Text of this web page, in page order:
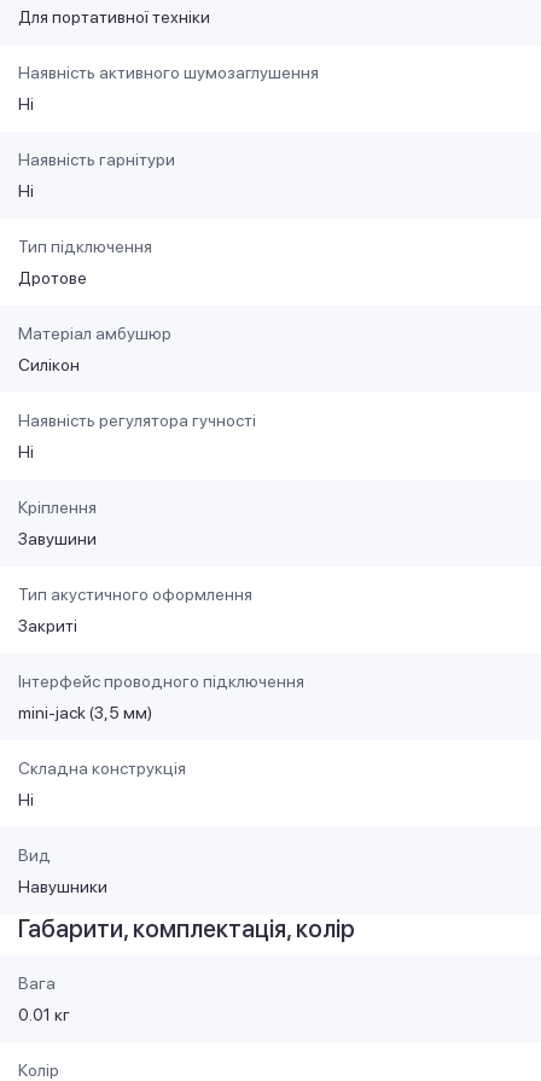
Для портативної техніки
Наявність активного шумозаглушення
Ні
Наявність гарнітури
Ні
Тип підключення
Дротове
Матеріал амбушюр
Силікон
Наявність регулятора гучності
Ні
Кріплення
Завушини
Тип акустичного оформлення
Закриті
Інтерфейс проводного підключення
mini-jack (3,5 мм)
Складна конструкція
Ні
Вид
Навушники
Габарити, комплектація, колір
Вага
0.01 кг
Колір